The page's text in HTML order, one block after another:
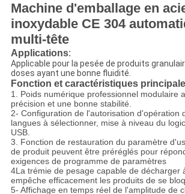
Machine d'emballage en
inoxydable CE 304
multi-tête
Applications:
Applicable pour la pesée de produits
doses ayant une bonne fluidité.
Fonction et caractéristiques
1. Poids numérique professionnel modulaire
précision et une bonne stabilité.
2- Configuration de l'autorisation d'opération
langues à sélectionner, mise à niveau du
USB.
3. Fonction de restauration du paramètre
de produit peuvent être préréglés pour
exigences de programme de paramètres
4La trémie de pesage capable de décharger
empêche efficacement les produits de se
5- Affichage en temps réel de l'amplitude de